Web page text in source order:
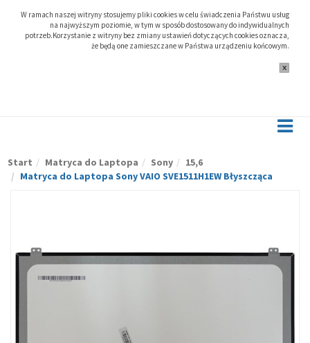
W ramach naszej witryny stosujemy pliki cookies w celu świadczenia Państwu usług
na najwyższym poziomie, w tym w sposób dostosowany do indywidualnych
potrzeb.Korzystanie z witryny bez zmiany ustawień dotyczących cookies oznacza,
że będą one zamieszczane w Państwa urządzeniu końcowym.
Start Matryca do Laptopa Sony
15,6
Matryca do Laptopa Sony VAIO SVE1511H1EW Błyszcząca